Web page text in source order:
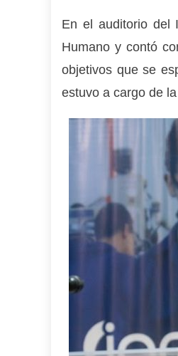
En el auditorio del
Humano y contó
objetivos que se
estuvo a cargo de